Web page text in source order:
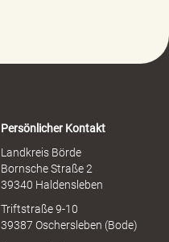
Persönlicher Kontakt
Landkreis Börde
Bornsche Straße 2
39340 Haldensleben
Triftstraße 9-10
39387 Oschersleben (Bode)